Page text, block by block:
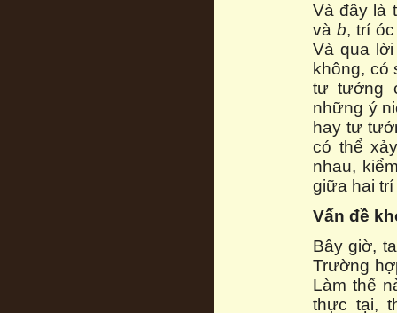
Và đây là
vàb, trí
Và qua
không, có
tư tưởng
những ý
hay tư
có thể
nhau,
giữa hai
Vấn đề
Bây giờ,
Trường
Làm thế
thực tại,